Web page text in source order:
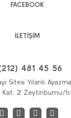
FACEBOOK
İLETİŞİM
481 45 56
Sitesi Yılanlı
Kat: 2 Zeytinburnu/